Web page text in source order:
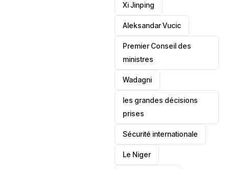
Xi Jinping
Aleksandar Vucic
‎Premier Conseil des
ministres
Wadagni
les grandes décisions
prises
‎Sécurité internationale
Le Niger